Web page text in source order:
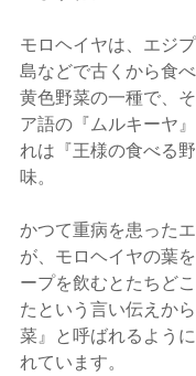
モロヘイヤは、エジ
島などで古くから食
黄色野菜の一種で、
ア語の『ムルキーヤ
れは『王様の食べる
味。
かつて重病を患った
が、モロヘイヤの葉
ープを飲むとたちど
たという言い伝えか
菜』と呼ばれるよう
れています。